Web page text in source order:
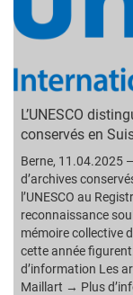
L’UNESCO
conservés en
Berne, 11.04.2025
d’archives
l’UNESCO au
reconnaissance
mémoire collective
cette année
d’information Les
Maillart → Plus